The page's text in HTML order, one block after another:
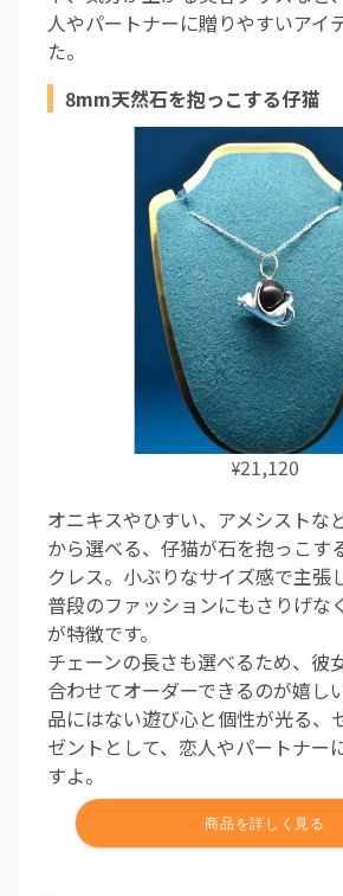
人やパートナーに贈りやすいアイ
た。
8mm天然石を抱っこする仔猫
¥21,120
オニキスやひすい、アメシストな
から選べる、仔猫が石を抱っこす
クレス。小ぶりなサイズ感で主張
普段のファッションにもさりげな
が特徴です。
チェーンの長さも選べるため、彼
合わせてオーダーできるのが嬉し
品にはない遊び心と個性が光る、
ゼントとして、恋人やパートナー
すよ。